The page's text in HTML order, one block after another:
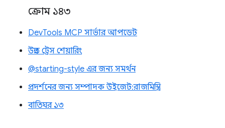
ক্রোম ১৪৩
DevTools MCP সার্ভার আপডেট
উন্নত ট্রেস শেয়ারিং
@starting-style এর জন্য সমর্থন
প্রদর্শনের জন্য সম্পাদক উইজেট: রাজমিস্ত্রি
বাতিঘর ১৩